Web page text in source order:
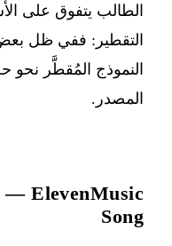
الطالب يتفوق على
التقطير: ففي ظل
النموذج المُقطَّر نحو
المصدر.
Song